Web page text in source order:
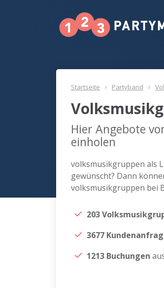
Startseite Partyband
Hier Angebote
einholen
volksmusikgruppen als
gewünscht? Dann
volksmusikgruppen bei
203
3677
1213 Buchungen